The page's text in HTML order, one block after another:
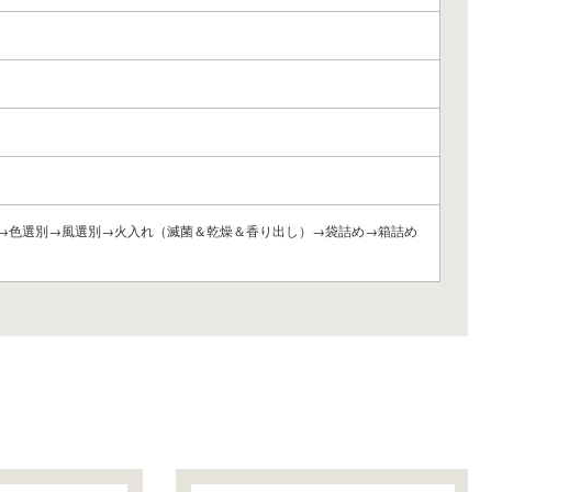
選別→風選別→火入れ（滅菌＆乾燥＆香り出し）→袋詰め→箱詰め